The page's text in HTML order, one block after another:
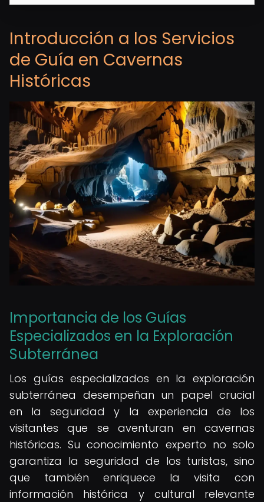
Introducción a los Servicios
de Guía en Cavernas
Históricas
Importancia de los Guías
Especializados en la Exploración
Subterránea
Los guías especializados en la exploración
subterránea desempeñan un papel crucial
en la seguridad y la experiencia de los
visitantes que se aventuran en cavernas
históricas. Su conocimiento experto no solo
garantiza la seguridad de los turistas, sino
que también enriquece la visita con
información histórica y cultural relevante